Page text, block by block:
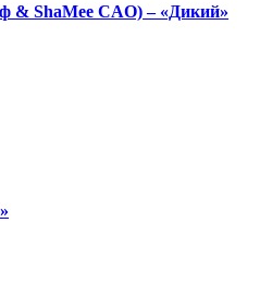
ShaMee CAO) – «Дикий»